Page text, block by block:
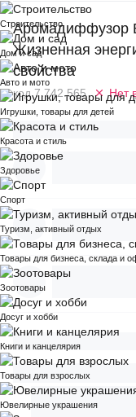
Строительство
Дом и сад
Авто и мото
Игрушки, товары для детей
Красота и стиль
Здоровье
Спорт
Туризм, активный отдых
Товары для бизнеса, склада и
Зоотовары
Досуг и хобби
Книги и канцелярия
Товары для взрослых
Ювелирные украшения
Аромадиффузор
Жизненная
свойства
код 7.742.565 Нет